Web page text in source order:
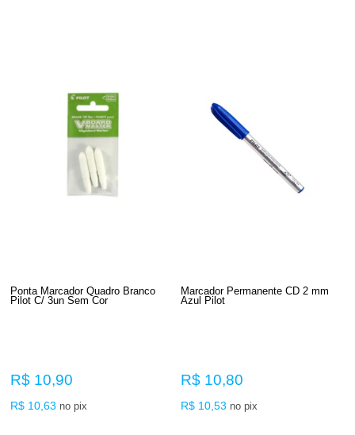
Ponta Marcador Quadro Branco
Pilot C/ 3un Sem Cor
R$ 10,90
R$ 10,63 no pix
Marcador Permanente CD 2 mm
Azul Pilot
R$ 10,80
R$ 10,53 no pix